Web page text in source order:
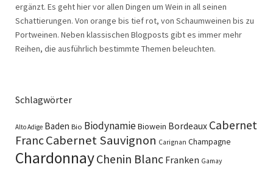
ergänzt. Es geht hier vor allen Dingen um Wein in all seinen
Schattierungen. Von orange bis tief rot, von Schaumweinen bis zu
Portweinen. Neben klassischen Blogposts gibt es immer mehr
Reihen, die ausführlich bestimmte Themen beleuchten.
Schlagwörter
Alto Adige Baden Bio BiodynamieBiowein Bordeaux Cabernet
FrancCabernet Sauvignon Carignan Champagne
ChardonnayChenin Blanc Franken Gamay